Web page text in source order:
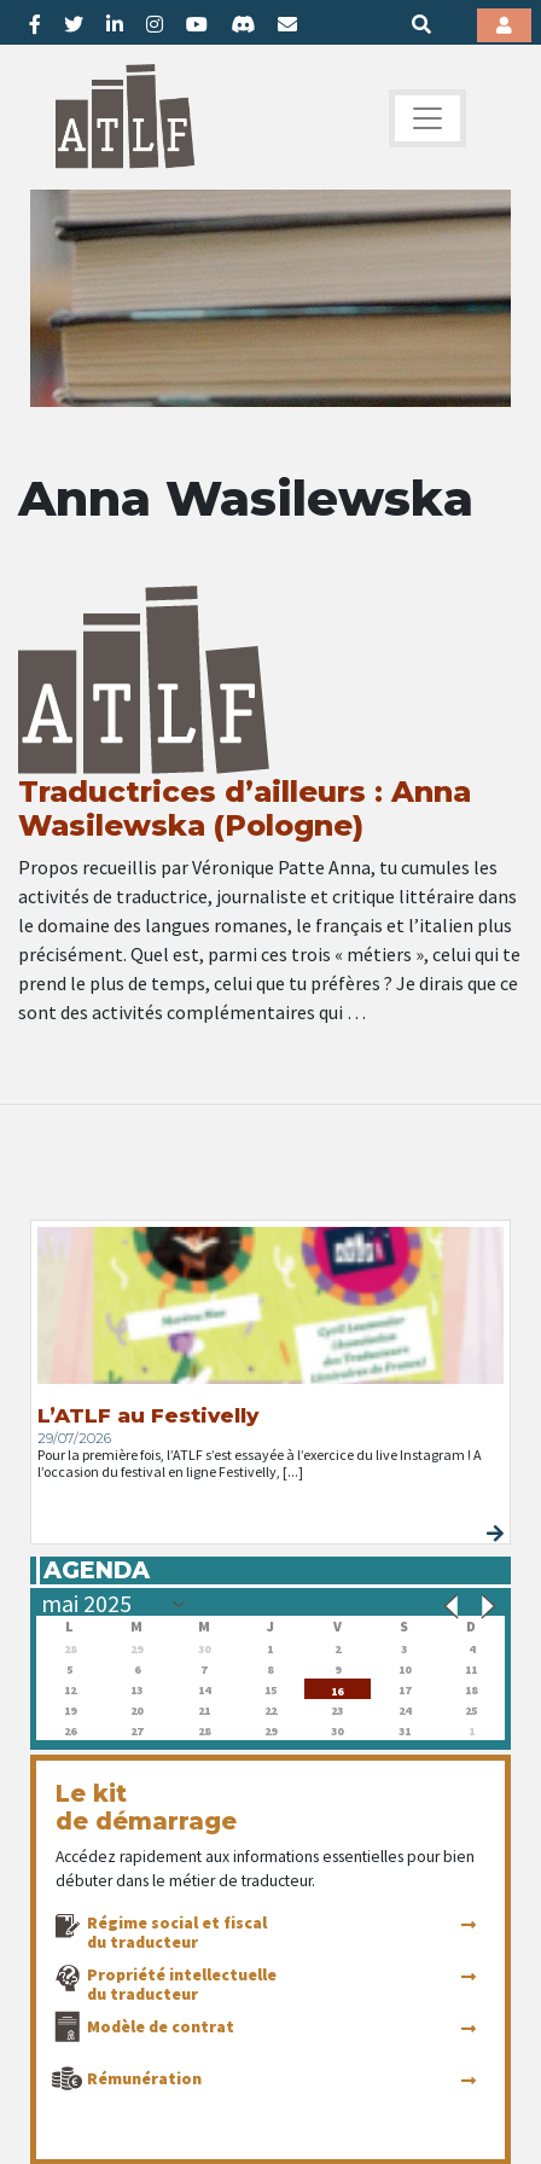
Anna Wasilewska
Traductrices d’ailleurs : Anna
Wasilewska (Pologne)
Propos recueillis par Véronique Patte Anna, tu cumules les
activités de traductrice, journaliste et critique littéraire dans
le domaine des langues romanes, le français et l’italien plus
précisément. Quel est, parmi ces trois « métiers », celui qui te
prend le plus de temps, celui que tu préfères ? Je dirais que ce
sont des activités complémentaires qui …
L’ATLF au Festivelly
29/07/2026
Pour la première fois, l’ATLF s’est essayée à l’exercice du live Instagram ! A
l’occasion du festival en ligne Festivelly, [...]
AGENDA
L M M J V S D
28 29 30 1 2 3
4
5
6 7 8 9 10
11
12
13 14 15 16 17
18
19
20 21 22 23 24
25
26
27 28 29 30 31 1
Le kit
de démarrage
Accédez rapidement aux informations essentielles pour bien
débuter dans le métier de traducteur.
Régime social et fiscal
du traducteur
Propriété intellectuelle
du traducteur
Modèle de contrat
Rémunération